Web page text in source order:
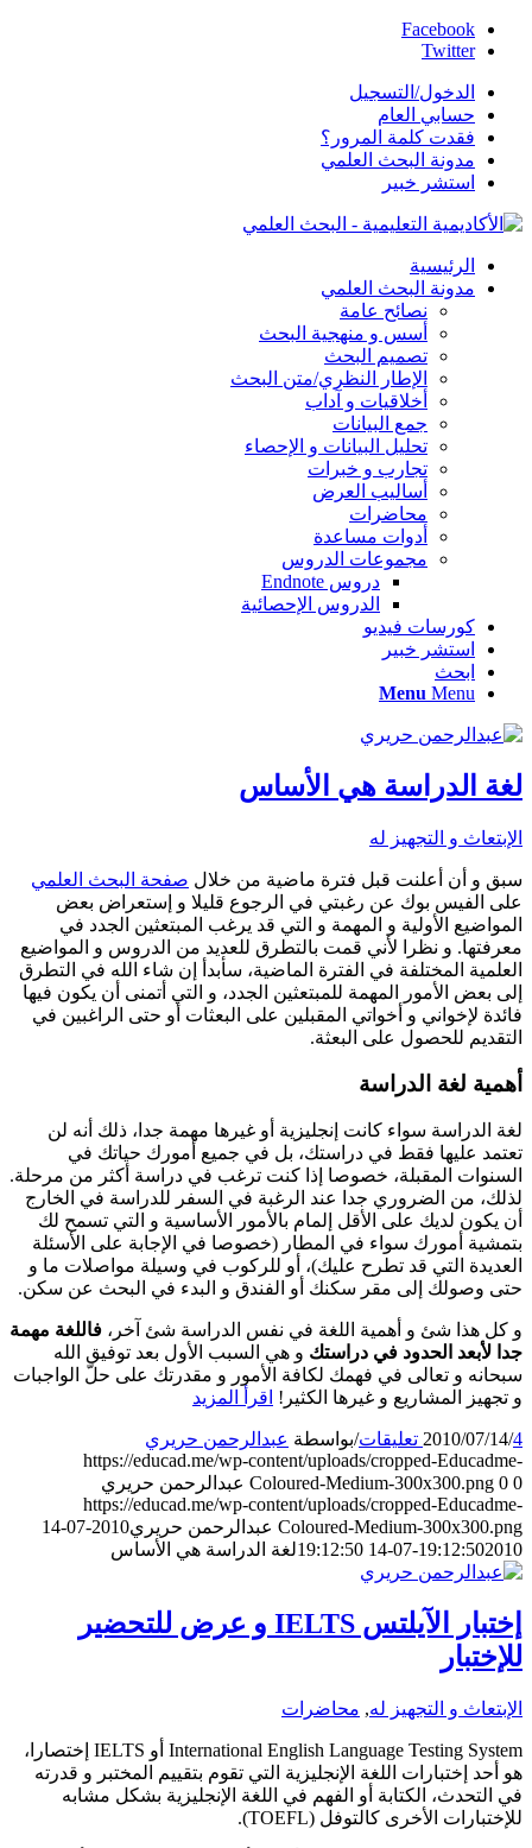
Facebook
Twitter
الدخول/التسجيل
حسابي العام
فقدت كلمة المرور؟
مدونة البحث العلمي
استشر خبير
الرئيسية
مدونة البحث العلمي
نصائح عامة
أسس و منهجية البحث
تصميم البحث
الإطار النظري/متن البحث
أخلاقيات و آداب
جمع البيانات
تحليل البيانات و الإحصاء
تجارب و خبرات
أساليب العرض
محاضرات
أدوات مساعدة
مجموعات الدروس
دروس Endnote
الدروس الإحصائية
كورسات فيديو
استشر خبير
ابحث
Menu Menu
لغة الدراسة هي الأساس
الإبتعاث و التجهيز له
سبق و أن أعلنت قبل فترة ماضية من خلال صفحة البحث العلمي
على الفيس بوك عن رغبتي في الرجوع قليلا و إستعراض بعض
المواضيع الأولية و المهمة و التي قد يرغب المبتعثين الجدد في
معرفتها. و نظرا لأني قمت بالتطرق للعديد من الدروس و المواضيع
العلمية المختلفة في الفترة الماضية، سأبدأ إن شاء الله في التطرق
إلى بعض الأمور المهمة للمبتعثين الجدد، و التي أتمنى أن يكون فيها
فائدة لإخواني و أخواتي المقبلين على البعثات أو حتى الراغبين في
التقديم للحصول على البعثة.
أهمية لغة الدراسة
لغة الدراسة سواء كانت إنجليزية أو غيرها مهمة جدا، ذلك أنه لن
تعتمد عليها فقط في دراستك، بل في جميع أمورك حياتك في
السنوات المقبلة، خصوصا إذا كنت ترغب في دراسة أكثر من مرحلة.
لذلك، من الضروري جدا عند الرغبة في السفر للدراسة في الخارج
أن يكون لديك على الأقل إلمام بالأمور الأساسية و التي تسمح لك
بتمشية أمورك سواء في المطار (خصوصا في الإجابة على الأسئلة
العديدة التي قد تطرح عليك)، أو للركوب في وسيلة مواصلات ما و
حتى وصولك إلى مقر سكنك أو الفندق و البدء في البحث عن سكن.
و كل هذا شئ و أهمية اللغة في نفس الدراسة شئ آخر، فاللغة مهمة
جدا لأبعد الحدود في دراستك و هي السبب الأول بعد توفيق الله
سبحانه و تعالى في فهمك لكافة الأمور و مقدرتك على حلّ الواجبات
و تجهيز المشاريع و غيرها الكثير! اقرأ المزيد
2010/07/14/4 تعليقات /بواسطة عبدالرحمن حريري
https://educad.me/wp-content/uploads/cropped-Educadme-
Coloured-Medium-300x300.png 0 0
عبدالرحمن حريري
https://educad.me/wp-content/uploads/cropped-Educadme-
Coloured-Medium-300x300.png عبدالرحمن حريري
2010-07-14
19:12:502010-07-14 19:12:50 لغة الدراسة هي الأساس
إختبار الآيلتس IELTS و عرض للتحضير
للإختبار
الإبتعاث و التجهيز له, محاضرات
International English Language Testing System أو IELTS إختصارا،
هو أحد إختبارات اللغة الإنجليزية التي تقوم بتقييم المختبر و قدرته
في التحدث، الكتابة أو الفهم في اللغة الإنجليزية بشكل مشابه
للإختبارات الأخرى كالتوفل (TOEFL).